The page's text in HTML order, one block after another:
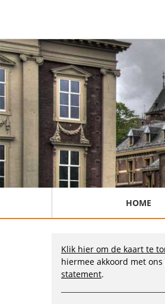
HOME
Klik hier om de kaart te
hiermee akkoord met ons
statement.